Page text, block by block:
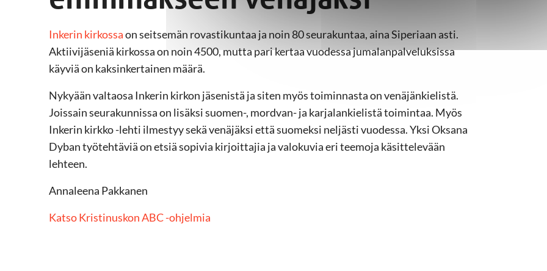
Inkerin kirkossaon seitsemän rovastikuntaa ja noin 80 seurakuntaa, aina Siperiaan asti.
Aktiivijäseniä kirkossa on noin 4500, mutta pari kertaa vuodessa jumalanpalveluksissa
käyviä on kaksinkertainen määrä.
Nykyään valtaosa Inkerin kirkon jäsenistä ja siten myös toiminnasta on venäjänkielistä.
Joissain seurakunnissa on lisäksi suomen-, mordvan- ja karjalankielistä toimintaa. Myös
Inkerin kirkko -lehti ilmestyy sekä venäjäksi että suomeksi neljästi vuodessa. Yksi Oksana
Dyban työtehtäviä on etsiä sopivia kirjoittajia ja valokuvia eri teemoja käsittelevään
lehteen.
Annaleena Pakkanen
Katso Kristinuskon ABC -ohjelmia